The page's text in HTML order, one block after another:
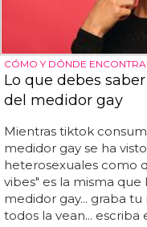
CÓMO Y DÓNDE
Lo que debes
del medidor gay
Mientras tiktok
medidor gay se ha
heterosexuales como
vibes" es la misma
medidor gay... graba
todos la vean...